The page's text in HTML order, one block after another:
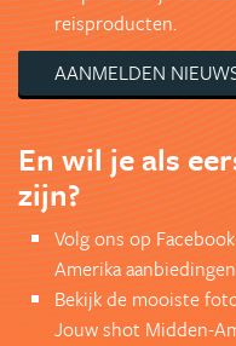
reisproducten.
AANMELDEN
En wil je als
zijn?
Volg ons op
Amerika
Bekijk de mooiste
Jouw shot Midden-